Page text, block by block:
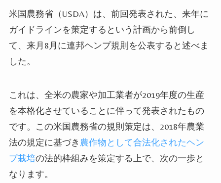
米国農務省（USDA）は、前回発表された、来年に
ガイドラインを策定するという計画から前倒し
て、来月 8月に連邦ヘンプ規則を公表すると述べま
した。
これは、全米の農家や加工業者が2019年度の生産
を本格化させていることに伴って発表されたもの
です。この米国農務省の規則策定は、 2018年農業
法の規定に基づき 農作物として合法化されたヘン
プ栽培の法的枠組みを策定する上で、次の一歩と
なります。